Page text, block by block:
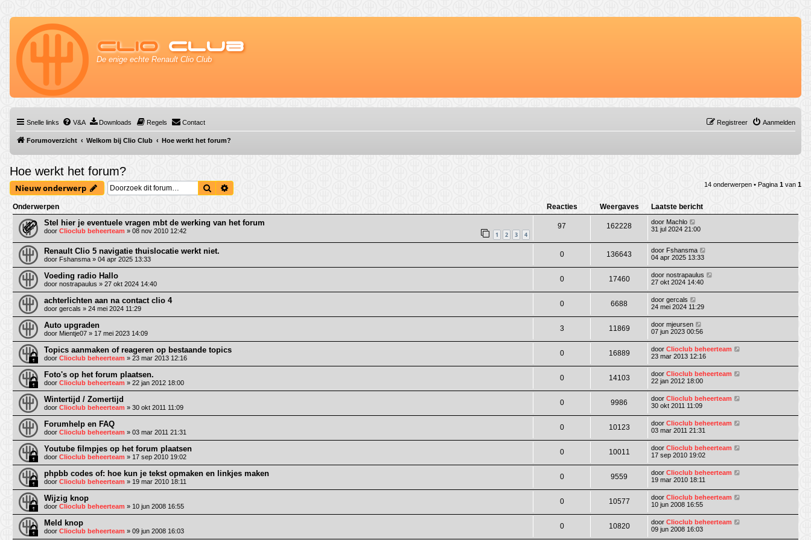
Clio Club
De enige echte Renault Clio Club
Snelle links V&A Downloads Regels Contact Aanmelden
Registreer
Forumoverzicht Welkom bij Clio Club Hoe werkt het forum?
Hoe werkt het forum?
Nieuw onderwerp Zoek 14 onderwerpen • Pagina 1 van 1
Onderwerpen Reacties Weergaves Laatste bericht
Stel hier je eventuele vragen mbt de werking van het forum
door Clioclub beheerteam » 08 nov 2010 12:42 1 2 3 4
97 162228 door Machlo
31 jul 2024 21:00
Renault Clio 5 navigatie thuislocatie werkt niet.
door Fshansma » 04 apr 2025 13:33
0 136643 door Fshansma
04 apr 2025 13:33
Voeding radio Hallo
door nostrapaulus » 27 okt 2024 14:40
0 17460 door nostrapaulus
27 okt 2024 14:40
achterlichten aan na contact clio 4
door gercals » 24 mei 2024 11:29
0 6688 door gercals
24 mei 2024 11:29
Auto upgraden
door Mientje07 » 17 mei 2023 14:09
3 11869 door mjeursen
07 jun 2023 00:56
Topics aanmaken of reageren op bestaande topics
door Clioclub beheerteam » 23 mar 2013 12:16
0 16889 door Clioclub beheerteam
23 mar 2013 12:16
Foto's op het forum plaatsen.
door Clioclub beheerteam » 22 jan 2012 18:00
0 14103 door Clioclub beheerteam
22 jan 2012 18:00
Wintertijd / Zomertijd
door Clioclub beheerteam » 30 okt 2011 11:09
0 9986 door Clioclub beheerteam
30 okt 2011 11:09
Forumhelp en FAQ
door Clioclub beheerteam » 03 mar 2011 21:31
0 10123 door Clioclub beheerteam
03 mar 2011 21:31
Youtube filmpjes op het forum plaatsen
door Clioclub beheerteam » 17 sep 2010 19:02
0 10011 door Clioclub beheerteam
17 sep 2010 19:02
phpbb codes of: hoe kun je tekst opmaken en linkjes maken
door Clioclub beheerteam » 19 mar 2010 18:11
0 9559 door Clioclub beheerteam
19 mar 2010 18:11
Wijzig knop
door Clioclub beheerteam » 10 jun 2008 16:55
0 10577 door Clioclub beheerteam
10 jun 2008 16:55
Meld knop
door Clioclub beheerteam » 09 jun 2008 16:03
0 10820 door Clioclub beheerteam
09 jun 2008 16:03